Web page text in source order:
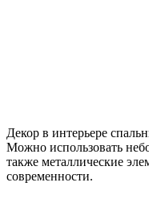
Декор в интерьере
Можно использовать
также металлические
современности.